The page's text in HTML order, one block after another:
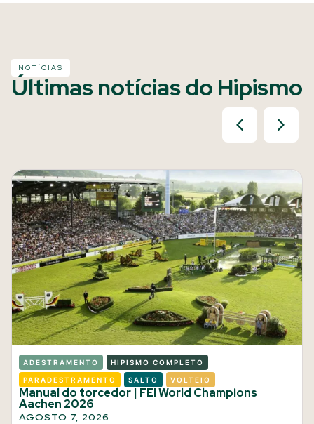
NOTÍCIAS
Últimas notícias do Hipismo
ADESTRAMENTO HIPISMO COMPLETO
PARADESTRAMENTO SALTO VOLTEIO
Manual do torcedor | FEI World Champions
Aachen 2026
AGOSTO 7, 2026